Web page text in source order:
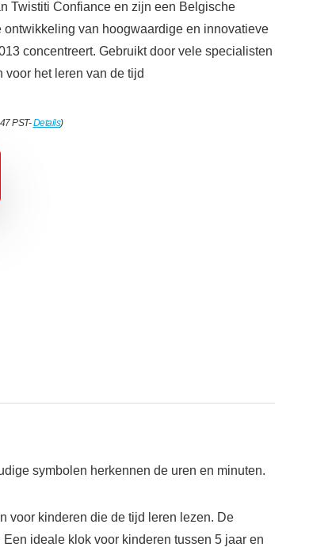
Twistiti Confiance en zijn een Belgische
van hoogwaardige en innovatieve
concentreert. Gebruikt door vele specialisten
voor het leren van de tijd
PST-Details)
symbolen herkennen de uren en minuten.
voor kinderen die de tijd leren lezen. De
ideale klok voor kinderen tussen 5 jaar en